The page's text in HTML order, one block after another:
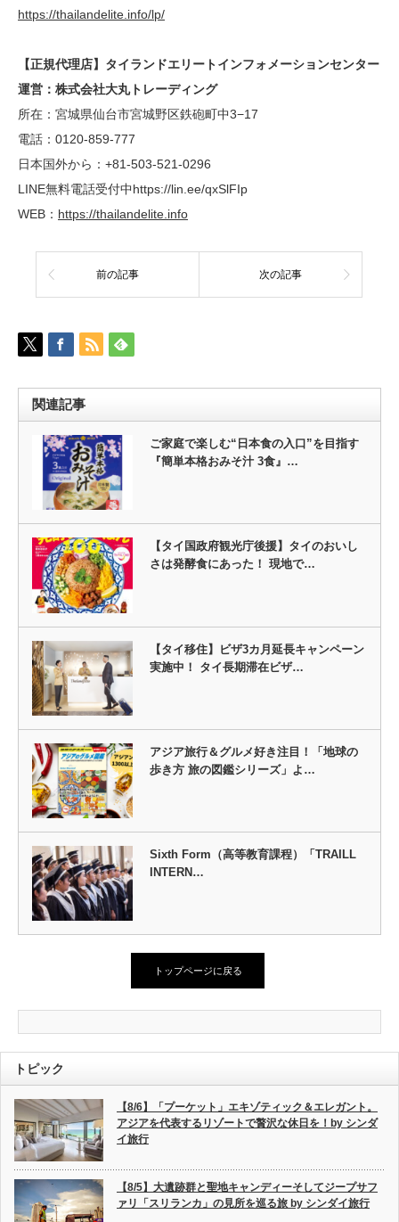
https://thailandelite.info/lp/
【正規代理店】タイランドエリートインフォメーションセンター
運営：株式会社大丸トレーディング
所在：宮城県仙台市宮城野区鉄砲町中3−17
電話：0120-859-777
日本国外から：+81-503-521-0296
LINE無料電話受付中https://lin.ee/qxSlFIp
WEB： https://thailandelite.info
前の記事 次の記事
関連記事
ご家庭で楽しむ“日本食の入口”を目指す
『簡単本格おみそ汁 3食』…
【タイ国政府観光庁後援】タイのおいし
さは発酵食にあった！ 現地で…
【タイ移住】ビザ3カ⽉延⻑キャンペーン
実施中！ タイ⻑期滞在ビザ…
アジア旅行＆グルメ好き注目！「地球の
歩き方 旅の図鑑シリーズ」よ…
Sixth Form（高等教育課程）「TRAILL
INTERN…
トップページに戻る
トピック
【8/6】「プーケット」エキゾティック＆エレガント。
アジアを代表するリゾートで贅沢な休日を！by シンダ
イ旅行
【8/5】大遺跡群と聖地キャンディーそしてジープサフ
ァリ「スリランカ」の見所を巡る旅 by シンダイ旅行